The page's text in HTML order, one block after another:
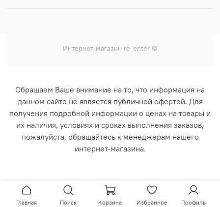
Интернет-магазин re-enter ©
Обращаем Ваше внимание на то, что информация на
данном сайте не является публичной офертой. Для
получения подробной информации о ценах на товары и
их наличия, условиях и сроках выполнения заказов,
пожалуйста, обращайтесь к менеджерам нашего
интернет-магазина.
Главная Поиск Корзина Избранное Профиль